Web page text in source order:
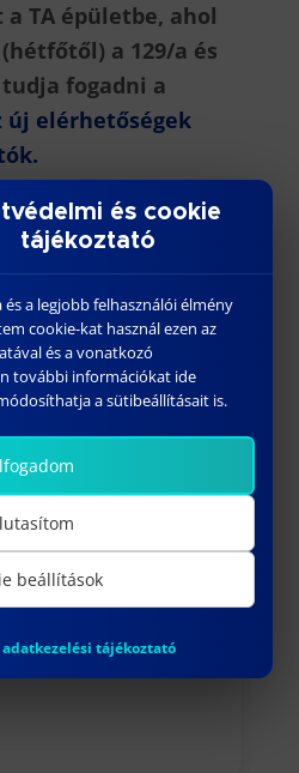
TA épületbe, ahol
(hétfőtől) a 129/a és
tudja fogadni a
új elérhetőségek
és cookie
tájékoztató
a legjobb felhasználói élmény
cookie-kat használ ezen az
és a vonatkozó
további információkat ide
a sütibeállításait is.
beállítások
tájékoztató